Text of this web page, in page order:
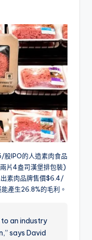
IPO的人造素肉食品
片4盎司漢堡排包裝)
素肉品牌售價$6.4/
產生26.8%的毛利。
to an industry
says David